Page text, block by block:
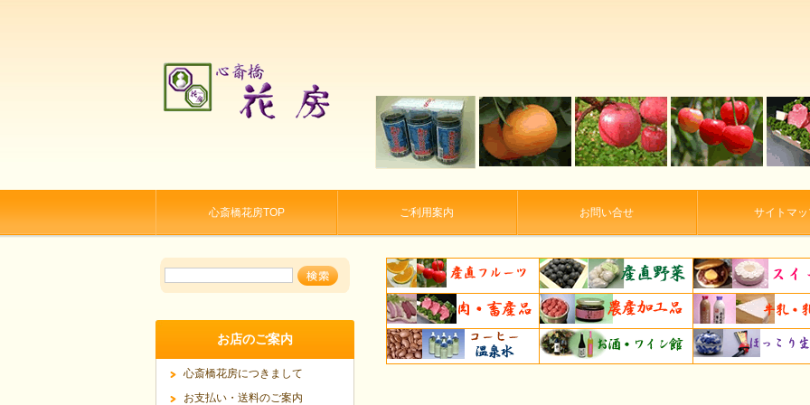
心斎橋花房TOP ご利用案内 お問い合せ サイトマッ
お店のご案内
心斎橋花房につきまして
お支払い・送料のご案内